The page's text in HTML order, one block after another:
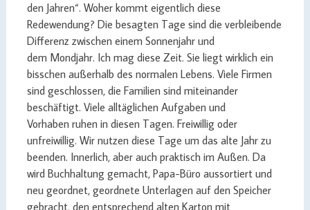
den Jahren“. Woher kommt eigentlich diese
Redewendung? Die besagten Tage sind die verbleibende
Differenz zwischen einem Sonnenjahr und
dem Mondjahr. Ich mag diese Zeit. Sie liegt wirklich ein
bisschen außerhalb des normalen Lebens. Viele Firmen
sind geschlossen, die Familien sind miteinander
beschäftigt. Viele alltäglichen Aufgaben und
Vorhaben ruhen in diesen Tagen. Freiwillig oder
unfreiwillig. Wir nutzen diese Tage um das alte Jahr zu
beenden. Innerlich, aber auch praktisch im Außen. Da
wird Buchhaltung gemacht, Papa-Büro aussortiert und
neu geordnet, geordnete Unterlagen auf den Speicher
gebracht, den entsprechend alten Karton mit